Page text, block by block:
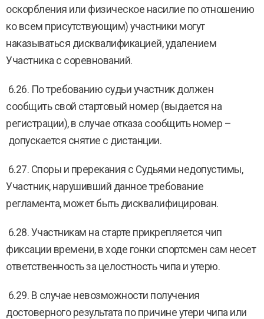
оскорбления или физическое насилие по отношению
ко всем присутствующим) участники могут
наказываться дисквалификацией, удалением
Участника с соревнований.
6.26. По требованию судьи участник должен
сообщить свой стартовый номер (выдается на
регистрации), в случае отказа сообщить номер –
допускается снятие с дистанции.
6.27. Споры и пререкания с Судьями недопустимы,
Участник, нарушивший данное требование
регламента, может быть дисквалифицирован.
6.28. Участникам на старте прикрепляется чип
фиксации времени, в ходе гонки спортсмен сам несет
ответственность за целостность чипа и утерю.
6.29. В случае невозможности получения
достоверного результата по причине утери чипа или